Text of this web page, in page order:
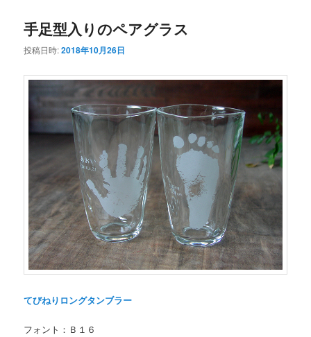
手足型入りのペアグラス
投稿日時:2018年10月26日
てびねりロングタンブラー
フォント：Ｂ１６